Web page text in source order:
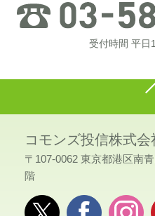
受付時間 平日
コモンズ投信株式会
〒107-0062 東京都港区南
階